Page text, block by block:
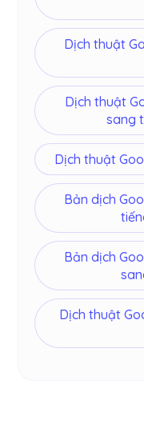
Dịch thuật
Dịch thuật
sang
Dịch thuật
Bản dịch
Bản dịch
Dịch thuật